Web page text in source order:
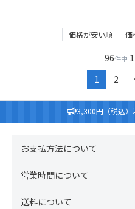
価格が安い順 価
96件中 1
1 2
3,300円（税込）
お支払方法について
営業時間について
送料について